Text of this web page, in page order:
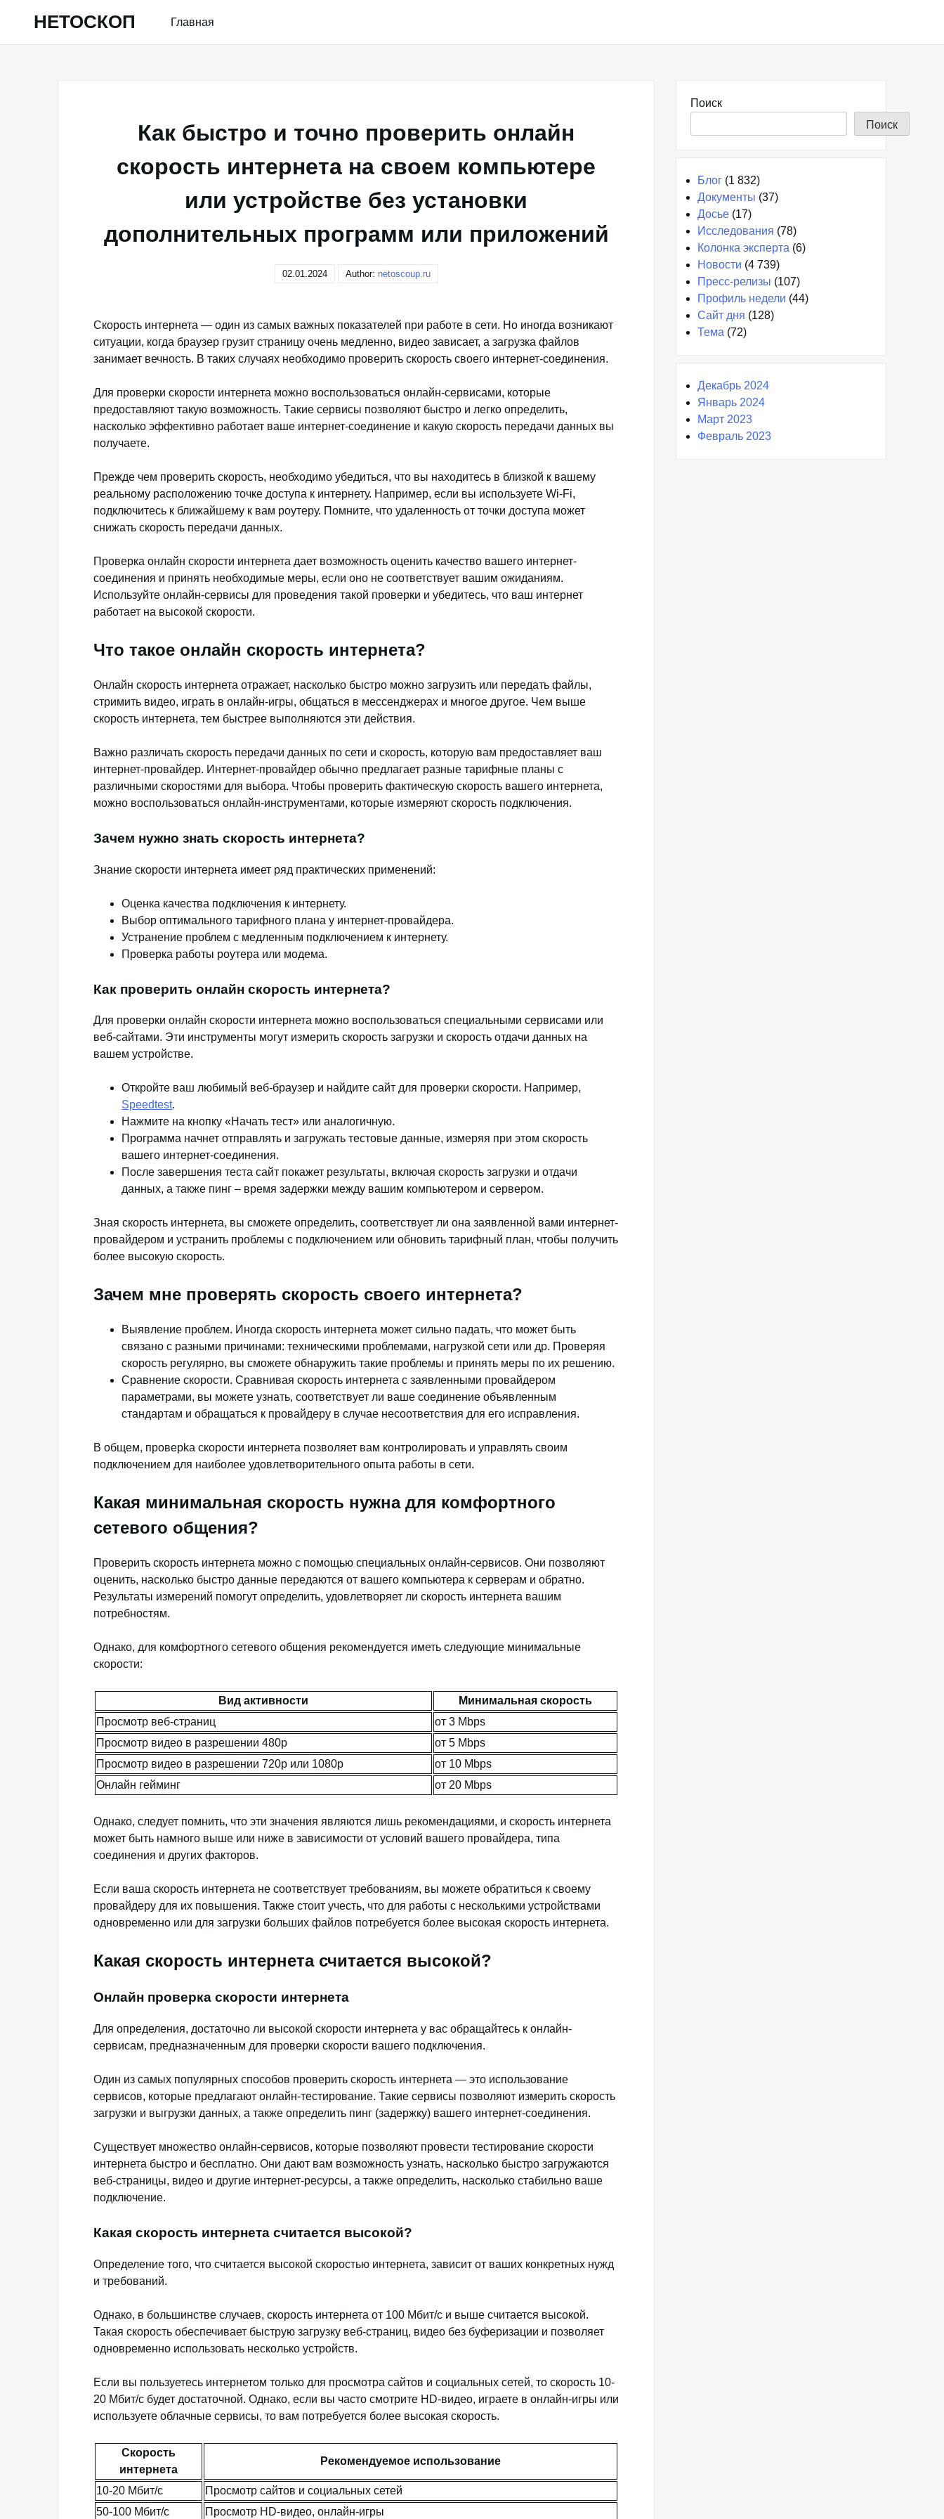
НЕТОСКОП Главная
Как быстро и точно проверить онлайн
скорость интернета на своем компьютере
или устройстве без установки
дополнительных программ или приложений
02.01.2024 Author: netoscoup.ru
Скорость интернета — один из самых важных показателей при работе в сети. Но иногда возникают
ситуации, когда браузер грузит страницу очень медленно, видео зависает, а загрузка файлов
занимает вечность. В таких случаях необходимо проверить скорость своего интернет-соединения.
Для проверки скорости интернета можно воспользоваться онлайн-сервисами, которые
предоставляют такую возможность. Такие сервисы позволяют быстро и легко определить,
насколько эффективно работает ваше интернет-соединение и какую скорость передачи данных вы
получаете.
Прежде чем проверить скорость, необходимо убедиться, что вы находитесь в близкой к вашему
реальному расположению точке доступа к интернету. Например, если вы используете Wi-Fi,
подключитесь к ближайшему к вам роутеру. Помните, что удаленность от точки доступа может
снижать скорость передачи данных.
Проверка онлайн скорости интернета дает возможность оценить качество вашего интернет-
соединения и принять необходимые меры, если оно не соответствует вашим ожиданиям.
Используйте онлайн-сервисы для проведения такой проверки и убедитесь, что ваш интернет
работает на высокой скорости.
Что такое онлайн скорость интернета?
Онлайн скорость интернета отражает, насколько быстро можно загрузить или передать файлы,
стримить видео, играть в онлайн-игры, общаться в мессенджерах и многое другое. Чем выше
скорость интернета, тем быстрее выполняются эти действия.
Важно различать скорость передачи данных по сети и скорость, которую вам предоставляет ваш
интернет-провайдер. Интернет-провайдер обычно предлагает разные тарифные планы с
различными скоростями для выбора. Чтобы проверить фактическую скорость вашего интернета,
можно воспользоваться онлайн-инструментами, которые измеряют скорость подключения.
Зачем нужно знать скорость интернета?
Знание скорости интернета имеет ряд практических применений:
Оценка качества подключения к интернету.
Выбор оптимального тарифного плана у интернет-провайдера.
Устранение проблем с медленным подключением к интернету.
Проверка работы роутера или модема.
Как проверить онлайн скорость интернета?
Для проверки онлайн скорости интернета можно воспользоваться специальными сервисами или
веб-сайтами. Эти инструменты могут измерить скорость загрузки и скорость отдачи данных на
вашем устройстве.
Откройте ваш любимый веб-браузер и найдите сайт для проверки скорости. Например,
Speedtest.
Нажмите на кнопку «Начать тест» или аналогичную.
Программа начнет отправлять и загружать тестовые данные, измеряя при этом скорость
вашего интернет-соединения.
После завершения теста сайт покажет результаты, включая скорость загрузки и отдачи
данных, а также пинг – время задержки между вашим компьютером и сервером.
Зная скорость интернета, вы сможете определить, соответствует ли она заявленной вами интернет-
провайдером и устранить проблемы с подключением или обновить тарифный план, чтобы получить
более высокую скорость.
Зачем мне проверять скорость своего интернета?
Выявление проблем. Иногда скорость интернета может сильно падать, что может быть
связано с разными причинами: техническими проблемами, нагрузкой сети или др. Проверяя
скорость регулярно, вы сможете обнаружить такие проблемы и принять меры по их решению.
Сравнение скорости. Сравнивая скорость интернета с заявленными провайдером
параметрами, вы можете узнать, соответствует ли ваше соединение объявленным
стандартам и обращаться к провайдеру в случае несоответствия для его исправления.
В общем, проверka скорости интернета позволяет вам контролировать и управлять своим
подключением для наиболее удовлетворительного опыта работы в сети.
Какая минимальная скорость нужна для комфортного
сетевого общения?
Проверить скорость интернета можно с помощью специальных онлайн-сервисов. Они позволяют
оценить, насколько быстро данные передаются от вашего компьютера к серверам и обратно.
Результаты измерений помогут определить, удовлетворяет ли скорость интернета вашим
потребностям.
Однако, для комфортного сетевого общения рекомендуется иметь следующие минимальные
скорости:
Вид активности
Минимальная скорость
Просмотр веб-страниц
от 3 Mbps
Просмотр видео в разрешении 480p
от 5 Mbps
Просмотр видео в разрешении 720p или 1080p
от 10 Mbps
Онлайн гейминг
от 20 Mbps
Однако, следует помнить, что эти значения являются лишь рекомендациями, и скорость интернета
может быть намного выше или ниже в зависимости от условий вашего провайдера, типа
соединения и других факторов.
Если ваша скорость интернета не соответствует требованиям, вы можете обратиться к своему
провайдеру для их повышения. Также стоит учесть, что для работы с несколькими устройствами
одновременно или для загрузки больших файлов потребуется более высокая скорость интернета.
Какая скорость интернета считается высокой?
Онлайн проверка скорости интернета
Для определения, достаточно ли высокой скорости интернета у вас обращайтесь к онлайн-
сервисам, предназначенным для проверки скорости вашего подключения.
Один из самых популярных способов проверить скорость интернета — это использование
сервисов, которые предлагают онлайн-тестирование. Такие сервисы позволяют измерить скорость
загрузки и выгрузки данных, а также определить пинг (задержку) вашего интернет-соединения.
Существует множество онлайн-сервисов, которые позволяют провести тестирование скорости
интернета быстро и бесплатно. Они дают вам возможность узнать, насколько быстро загружаются
веб-страницы, видео и другие интернет-ресурсы, а также определить, насколько стабильно ваше
подключение.
Какая скорость интернета считается высокой?
Определение того, что считается высокой скоростью интернета, зависит от ваших конкретных нужд
и требований.
Однако, в большинстве случаев, скорость интернета от 100 Мбит/с и выше считается высокой.
Такая скорость обеспечивает быструю загрузку веб-страниц, видео без буферизации и позволяет
одновременно использовать несколько устройств.
Если вы пользуетесь интернетом только для просмотра сайтов и социальных сетей, то скорость 10-
20 Мбит/с будет достаточной. Однако, если вы часто смотрите HD-видео, играете в онлайн-игры или
используете облачные сервисы, то вам потребуется более высокая скорость.
Скорость
интернета
Рекомендуемое использование
10-20 Мбит/с
Просмотр сайтов и социальных сетей
50-100 Мбит/с
Просмотр HD-видео, онлайн-игры
Поиск
Поиск
Блог (1 832)
Документы (37)
Досье (17)
Исследования (78)
Колонка эксперта (6)
Новости (4 739)
Пресс-релизы (107)
Профиль недели (44)
Сайт дня (128)
Тема (72)
Декабрь 2024
Январь 2024
Март 2023
Февраль 2023